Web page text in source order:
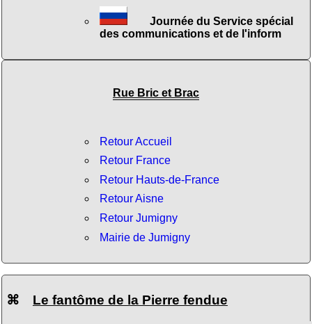
Journée du Service spécial
des communications et de l'inform
Rue Bric et Brac
Retour Accueil
Retour France
Retour Hauts-de-France
Retour Aisne
Retour Jumigny
Mairie de Jumigny
⌘ Le fantôme de la Pierre fendue